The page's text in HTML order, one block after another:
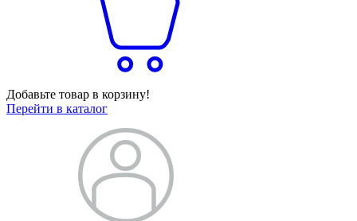
Добавьте товар в корзину!
Перейти в каталог